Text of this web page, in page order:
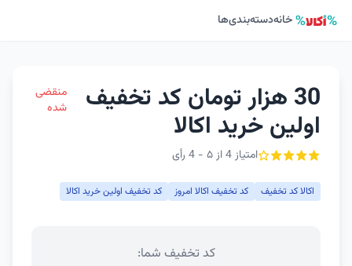
خانهدسته‌بندی‌ها
30 هزار تومان کد تخفیف
اولین خرید اکالا
امتیاز 4 از ۵ - 4 رأی
منقضی
شده
اکالا کد تخفیف کد تخفیف اکالا امروز کد تخفیف اولین خرید اکالا
کد تخفیف شما: